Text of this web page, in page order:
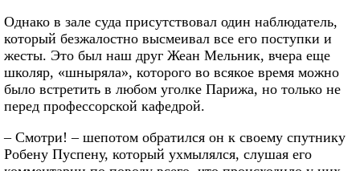
Однако в зале суда присутствовал один наблюдатель,
который безжалостно высмеивал все его поступки и
жесты. Это был наш друг Жеан Мельник, вчера еще
школяр, «шныряла», которого во всякое время можно
было встретить в любом уголке Парижа, но только не
перед профессорской кафедрой.
– Смотри! – шепотом обратился он к своему спутнику
Робену Пуспену, который ухмылялся, слушая его